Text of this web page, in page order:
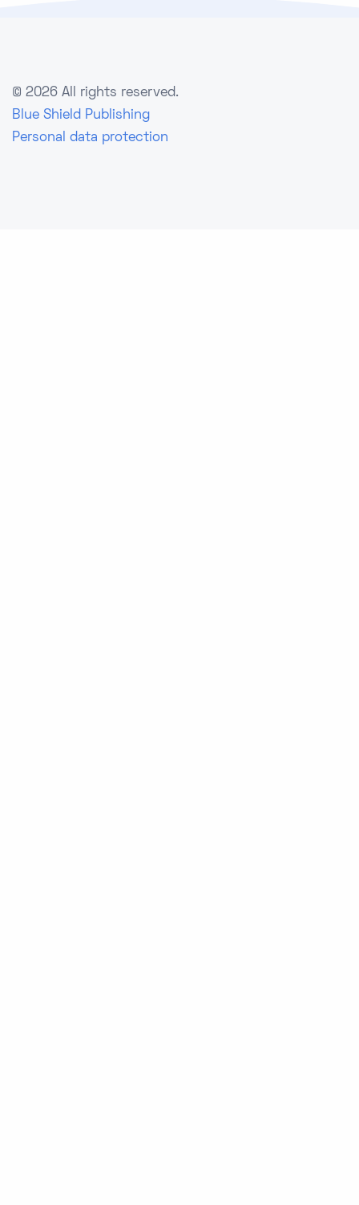
© 2026 All rights reserved.
Blue Shield Publishing
Personal data protection